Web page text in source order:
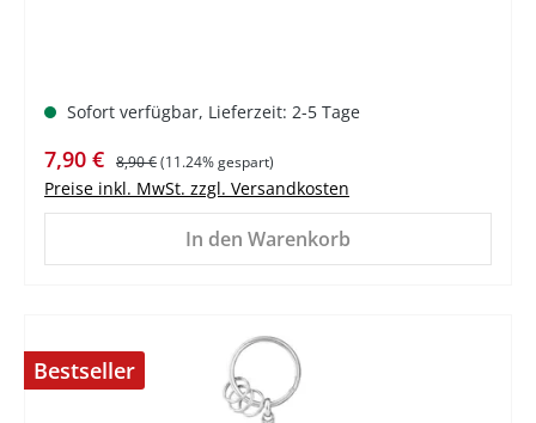
Sofort verfügbar, Lieferzeit: 2-5 Tage
Verkaufspreis:
7,90 € Regulärer Preis:
8,90 €(11.24% gespart)
Preise inkl. MwSt. zzgl. Versandkosten
In den Warenkorb
Bestseller